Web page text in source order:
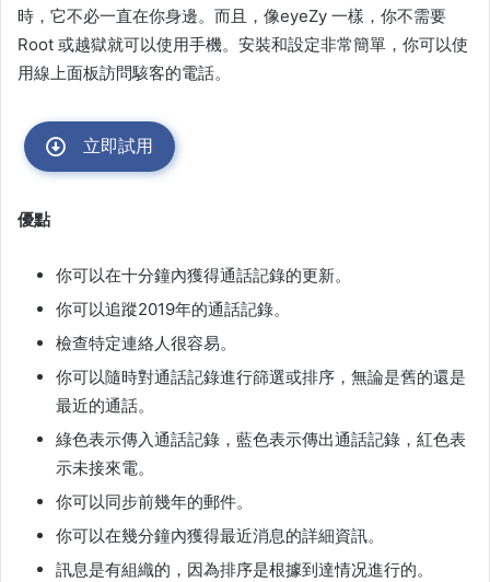
時，它不必一直在你身邊。而且，像eyeZy 一樣，你不需要
Root 或越獄就可以使用手機。安裝和設定非常簡單，你可以使
用線上面板訪問駭客的電話。
立即試用
優點
你可以在十分鐘內獲得通話記錄的更新。
你可以追蹤2019年的通話記錄。
檢查特定連絡人很容易。
你可以隨時對通話記錄進行篩選或排序，無論是舊的還是
最近的通話。
綠色表示傳入通話記錄，藍色表示傳出通話記錄，紅色表
示未接來電。
你可以同步前幾年的郵件。
你可以在幾分鐘內獲得最近消息的詳細資訊。
訊息是有組織的，因為排序是根據到達情况進行的。